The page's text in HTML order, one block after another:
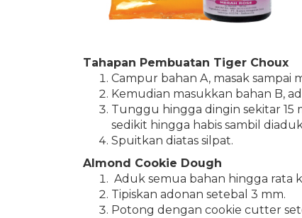
Tahapan Pembuatan Tiger Choux
Campur bahan A, masak sampai
Kemudian masukkan bahan B,
Tunggu hingga dingin sekitar 15
sedikit hingga habis sambil
Spuitkan diatas silpat.
Almond Cookie Dough
Aduk semua bahan hingga rata
Tipiskan adonan setebal 3 mm.
Potong dengan cookie cutter